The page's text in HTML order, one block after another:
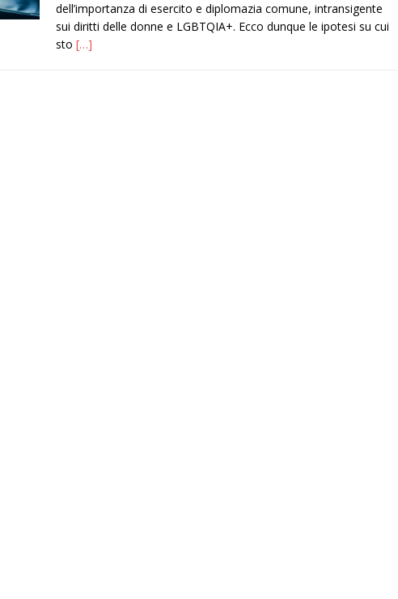
dell’importanza di esercito e diplomazia comune, intransigente
sui diritti delle donne e LGBTQIA+. Ecco dunque le ipotesi su cui
sto […]